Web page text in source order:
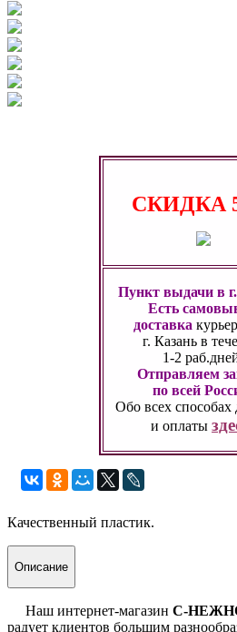
СКИДКА
Пункт выдачи в
Есть
доставка
г. Казань в
1-2
Отправляем
по всей
Обо всех способах
и оплаты
Качественный пластик.
Описание
Наш интернет-магазин С-
радует клиентов большим